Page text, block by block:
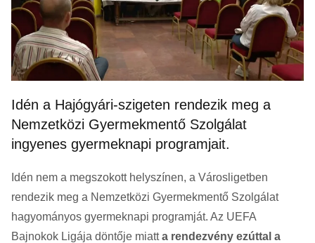
Idén a Hajógyári-szigeten rendezik meg a
Nemzetközi Gyermekmentő Szolgálat
ingyenes gyermeknapi programjait.
Idén nem a megszokott helyszínen, a Városligetben
rendezik meg a Nemzetközi Gyermekmentő Szolgálat
hagyományos gyermeknapi programját. Az UEFA
Bajnokok Ligája döntője miatta rendezvény ezúttal a